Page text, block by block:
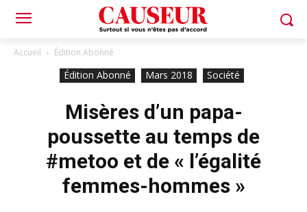
Accueil Édition Abonné
Édition Abonné Mars 2018 Société
Misères d’un papa-
poussette au temps de
#metoo et de « l’égalité
femmes-hommes »